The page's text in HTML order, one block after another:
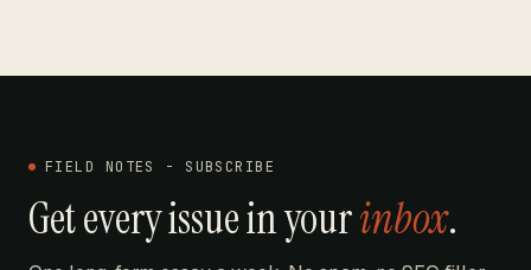
FIELD NOTES - SUBSCRIBE
Get every issue in yourinbox.